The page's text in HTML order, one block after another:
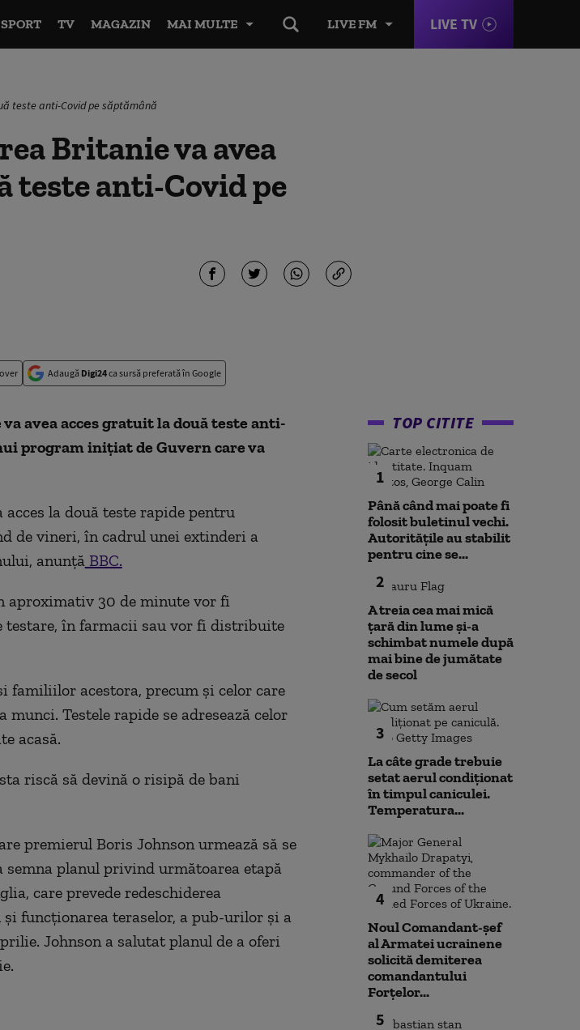
LIVE FM LIVE TV
SPORT TV MAGAZIN MAI MULTE
teste anti-Covid pe săptămână
Britanie va avea
teste anti-Covid pe
Adaugă Digi24ca sursă preferată în Google
avea acces gratuit la două teste anti-
program inițiat de Guvern care va
la două teste rapide pentru
de vineri, în cadrul unei extinderi a
anunțăBBC.
aproximativ 30 de minute vor fi
testare, în farmacii sau vor fi distribuite
familiilor acestora, precum și celor care
munci. Testele rapide se adresează celor
acasă.
riscă să devină o risipă de bani
premierul Boris Johnson urmează să se
planul privind următoarea etapă
care prevede redeschiderea
funcționarea teraselor, a pub-urilor și a
Johnson a salutat planul de a oferi
TOP CITITE
1
Până când mai poate fi
folosit buletinul vechi.
Autoritățile au stabilit
pentru cine se...
2
A treia cea mai mică
țară din lume și-a
schimbat numele după
mai bine de jumătate
de secol
3
La câte grade trebuie
setat aerul condiționat
în timpul caniculei.
Temperatura...
4
Noul Comandant-șef
al Armatei ucrainene
solicită demiterea
comandantului
Forțelor...
5